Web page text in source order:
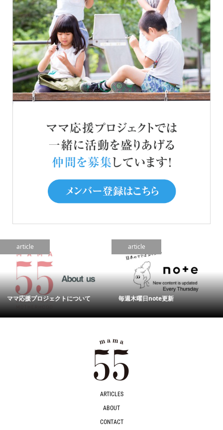
article
ママ応援プロジェクトについて
article
毎週木曜日note更新
ARTICLES
ABOUT
CONTACT